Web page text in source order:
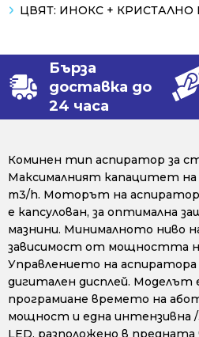
ЦВЯТ: ИНОКС + КРИСТАЛНО
Бърза
доставка до
24 часа
Коминен тип аспиратор за
Максималният капацитет на
m3/h. Моторът на
е капсулован, за оптимална
мазнини. Минималното ниво
зависимост от мощността
Управлението на
дигитален дисплей. Моделът
програмиане времето на
мощност и една интензивна
LED, разположено в